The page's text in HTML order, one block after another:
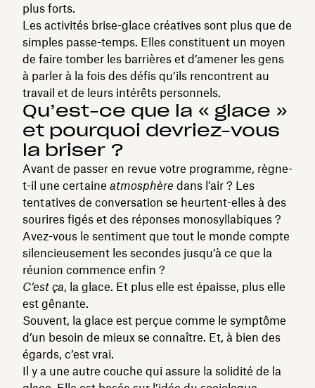
plus forts.
Les activités brise-glace créatives sont plus que de
simples passe-temps. Elles constituent un moyen
de faire tomber les barrières et d’amener les gens
à parler à la fois des défis qu’ils rencontrent au
travail et de leurs intérêts personnels.
Qu’est-ce que la « glace »
et pourquoi devriez-vous
la briser ?
Avant de passer en revue votre programme, règne-
t-il une certaine atmosphère dans l’air ? Les
tentatives de conversation se heurtent-elles à des
sourires figés et des réponses monosyllabiques ?
Avez-vous le sentiment que tout le monde compte
silencieusement les secondes jusqu’à ce que la
réunion commence enfin ?
C’est ça, la glace. Et plus elle est épaisse, plus elle
est gênante.
Souvent, la glace est perçue comme le symptôme
d’un besoin de mieux se connaître. Et, à bien des
égards, c’est vrai.
Il y a une autre couche qui assure la solidité de la